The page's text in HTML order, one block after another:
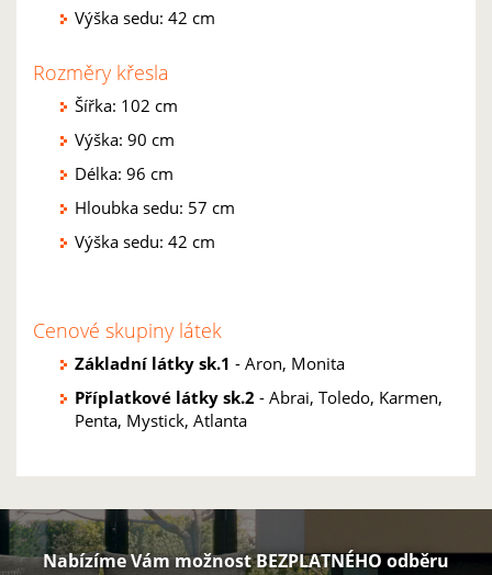
Výška sedu: 42 cm
Rozměry křesla
Šířka: 102 cm
Výška: 90 cm
Délka: 96 cm
Hloubka sedu: 57 cm
Výška sedu: 42 cm
Cenové skupiny látek
Základní látky sk.1 - Aron, Monita
Příplatkové látky sk.2 - Abrai, Toledo, Karmen,
Penta, Mystick, Atlanta
Nabízíme Vám možnost BEZPLATNÉHO odběru